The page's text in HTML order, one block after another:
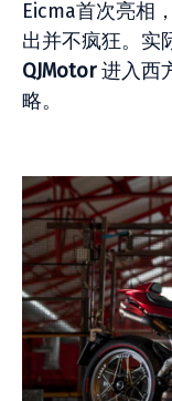
Eicma首次亮相
出并不疯狂。实
QJMotor进入西
略。